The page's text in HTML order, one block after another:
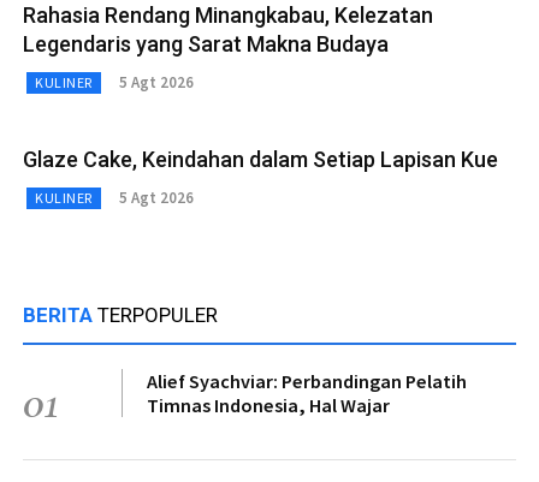
Rahasia Rendang Minangkabau, Kelezatan
Legendaris yang Sarat Makna Budaya
KULINER 5 Agt 2026
Glaze Cake, Keindahan dalam Setiap Lapisan Kue
KULINER 5 Agt 2026
BERITA TERPOPULER
01
Alief Syachviar: Perbandingan Pelatih
Timnas Indonesia, Hal Wajar